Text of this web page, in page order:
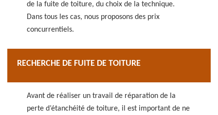
de la fuite de toiture, du choix de la technique.
Dans tous les cas, nous proposons des prix
concurrentiels.
RECHERCHE DE FUITE DE TOITURE
Avant de réaliser un travail de réparation de la
perte d’étanchéité de toiture, il est important de ne